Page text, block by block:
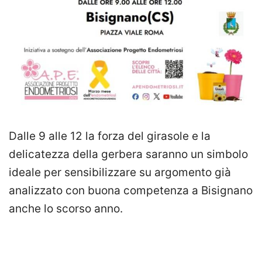
Dalle 9 alle 12 la forza del girasole e la
delicatezza della gerbera saranno un simbolo
ideale per sensibilizzare su argomento già
analizzato con buona competenza a Bisignano
anche lo scorso anno.